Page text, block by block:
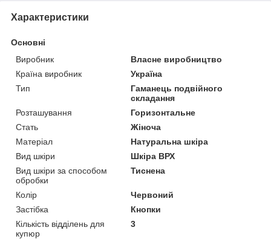
Характеристики
Основні
Виробник
Власне виробництво
Країна виробник
Україна
Тип
Гаманець подвійного
складання
Розташування
Горизонтальне
Стать
Жіноча
Матеріал
Натуральна шкіра
Вид шкіри
Шкіра ВРХ
Вид шкіри за способом
обробки
Тиснена
Колір
Червоний
Застібка
Кнопки
Кількість відділень для
купюр
3